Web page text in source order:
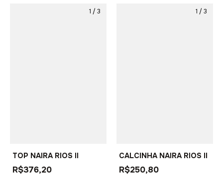
1 / 3
TOP NAIRA RIOS II
R$376,20
1 / 3
CALCINHA NAIRA RIOS II
R$250,80